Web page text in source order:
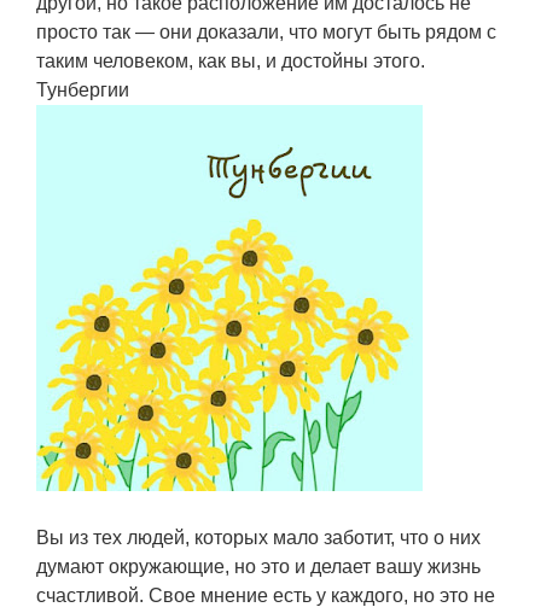
просто так — они доказали, что могут быть рядом с
таким человеком, как вы, и достойны этого.
Тунбергии
Вы из тех людей, которых мало заботит, что о них
думают окружающие, но это и делает вашу жизнь
счастливой. Свое мнение есть у каждого, но это не